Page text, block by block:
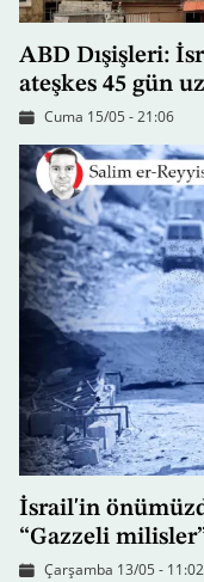
ABD Dışişleri:
ateşkes 45 gün
Cuma 15/05 - 21:06
İsrail'in
“Gazzeli
Çarşamba 13/05 - 11:02